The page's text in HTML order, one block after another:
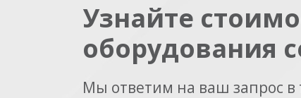
Узнайте
оборудования
Мы ответим на ваш запрос в